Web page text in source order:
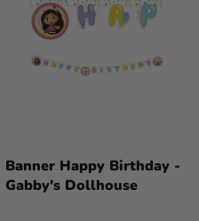
Banner Happy Birthday -
Gabby's Dollhouse